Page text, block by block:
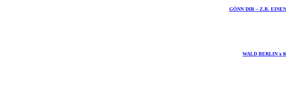
GÖNN DIR – Z.B.
WALD BERLIN x